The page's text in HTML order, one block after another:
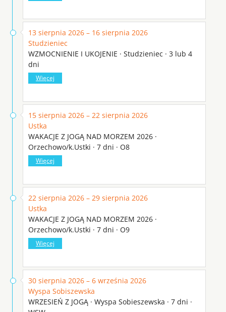
13 sierpnia 2026 – 16 sierpnia 2026
Studzieniec
WZMOCNIENIE I UKOJENIE · Studzieniec · 3 lub 4
dni
Więcej
15 sierpnia 2026 – 22 sierpnia 2026
Ustka
WAKACJE Z JOGĄ NAD MORZEM 2026 ·
Orzechowo/k.Ustki · 7 dni · O8
Więcej
22 sierpnia 2026 – 29 sierpnia 2026
Ustka
WAKACJE Z JOGĄ NAD MORZEM 2026 ·
Orzechowo/k.Ustki · 7 dni · O9
Więcej
30 sierpnia 2026 – 6 września 2026
Wyspa Sobiszewska
WRZESIEŃ Z JOGĄ · Wyspa Sobieszewska · 7 dni ·